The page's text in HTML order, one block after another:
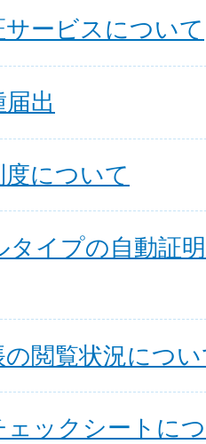
ービスについて
出
について
タイプの自動証
閲覧状況につ
ェックシートに